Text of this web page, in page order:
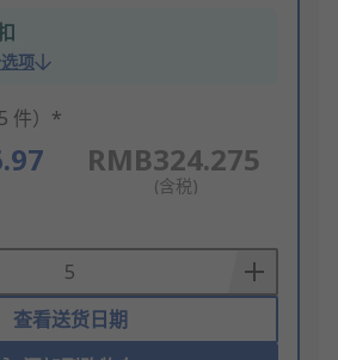
项
件）*
RMB324.275
(含税)
查看送货日期